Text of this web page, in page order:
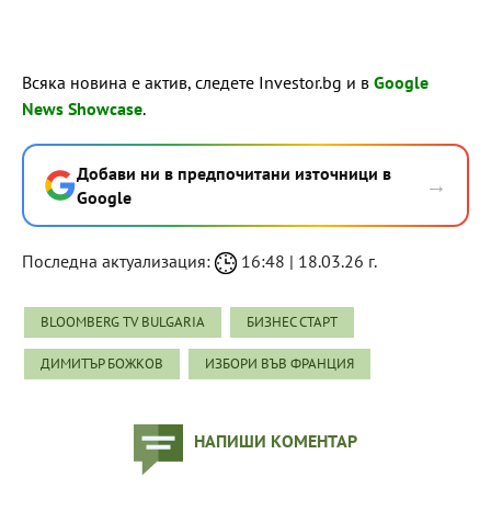
Всяка новина е актив, следете Investor.bg и в Google
News Showcase.
Добави ни в предпочитани източници в
Google
→
Последна актуализация: 16:48 | 18.03.26 г.
BLOOMBERG TV BULGARIA БИЗНЕС СТАРТ
ДИМИТЪР БОЖКОВ ИЗБОРИ ВЪВ ФРАНЦИЯ
НАПИШИ КОМЕНТАР